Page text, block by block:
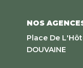
NOS
Place De
DOUVAINE